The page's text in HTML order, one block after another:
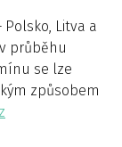
Litva a
průběhu
se lze
způsobem